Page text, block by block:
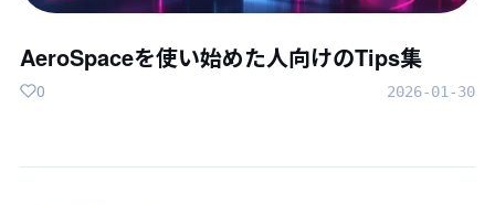
AeroSpaceを使い始めた人向けのTips集
2026-01-30
0